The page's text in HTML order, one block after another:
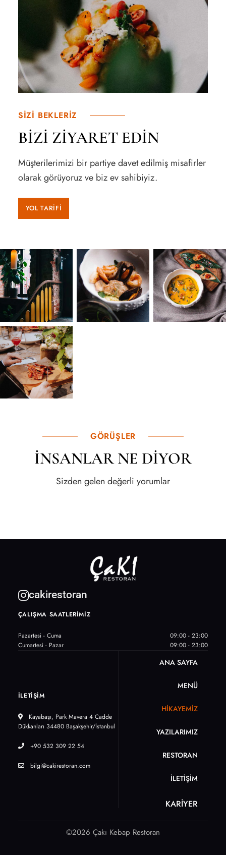
SİZİ BEKLERİZ
BİZİ ZİYARET EDİN
Müşterilerimizi bir partiye davet edilmiş misafirler
olarak görüyoruz ve biz ev sahibiyiz.
YOL TARİFİ
GÖRÜŞLER
İNSANLAR NE DİYOR
Sizden gelen değerli yorumlar
cakirestoran
ÇALIŞMA SAATLERİMİZ
Pazartesi - Cuma
09:00 - 23:00
Cumartesi - Pazar
09:00 - 23:00
İLETİŞİM
Kayabaşı, Park Mavera 4 Cadde
Dükkanları 34480 Başakşehir/İstanbul
+90 532 309 22 54
bilgi@cakirestoran.com
ANA SAYFA
MENÜ
HİKAYEMİZ
YAZILARIMIZ
RESTORAN
İLETİŞİM
KARİYER
©2026 Çakı Kebap Restoran